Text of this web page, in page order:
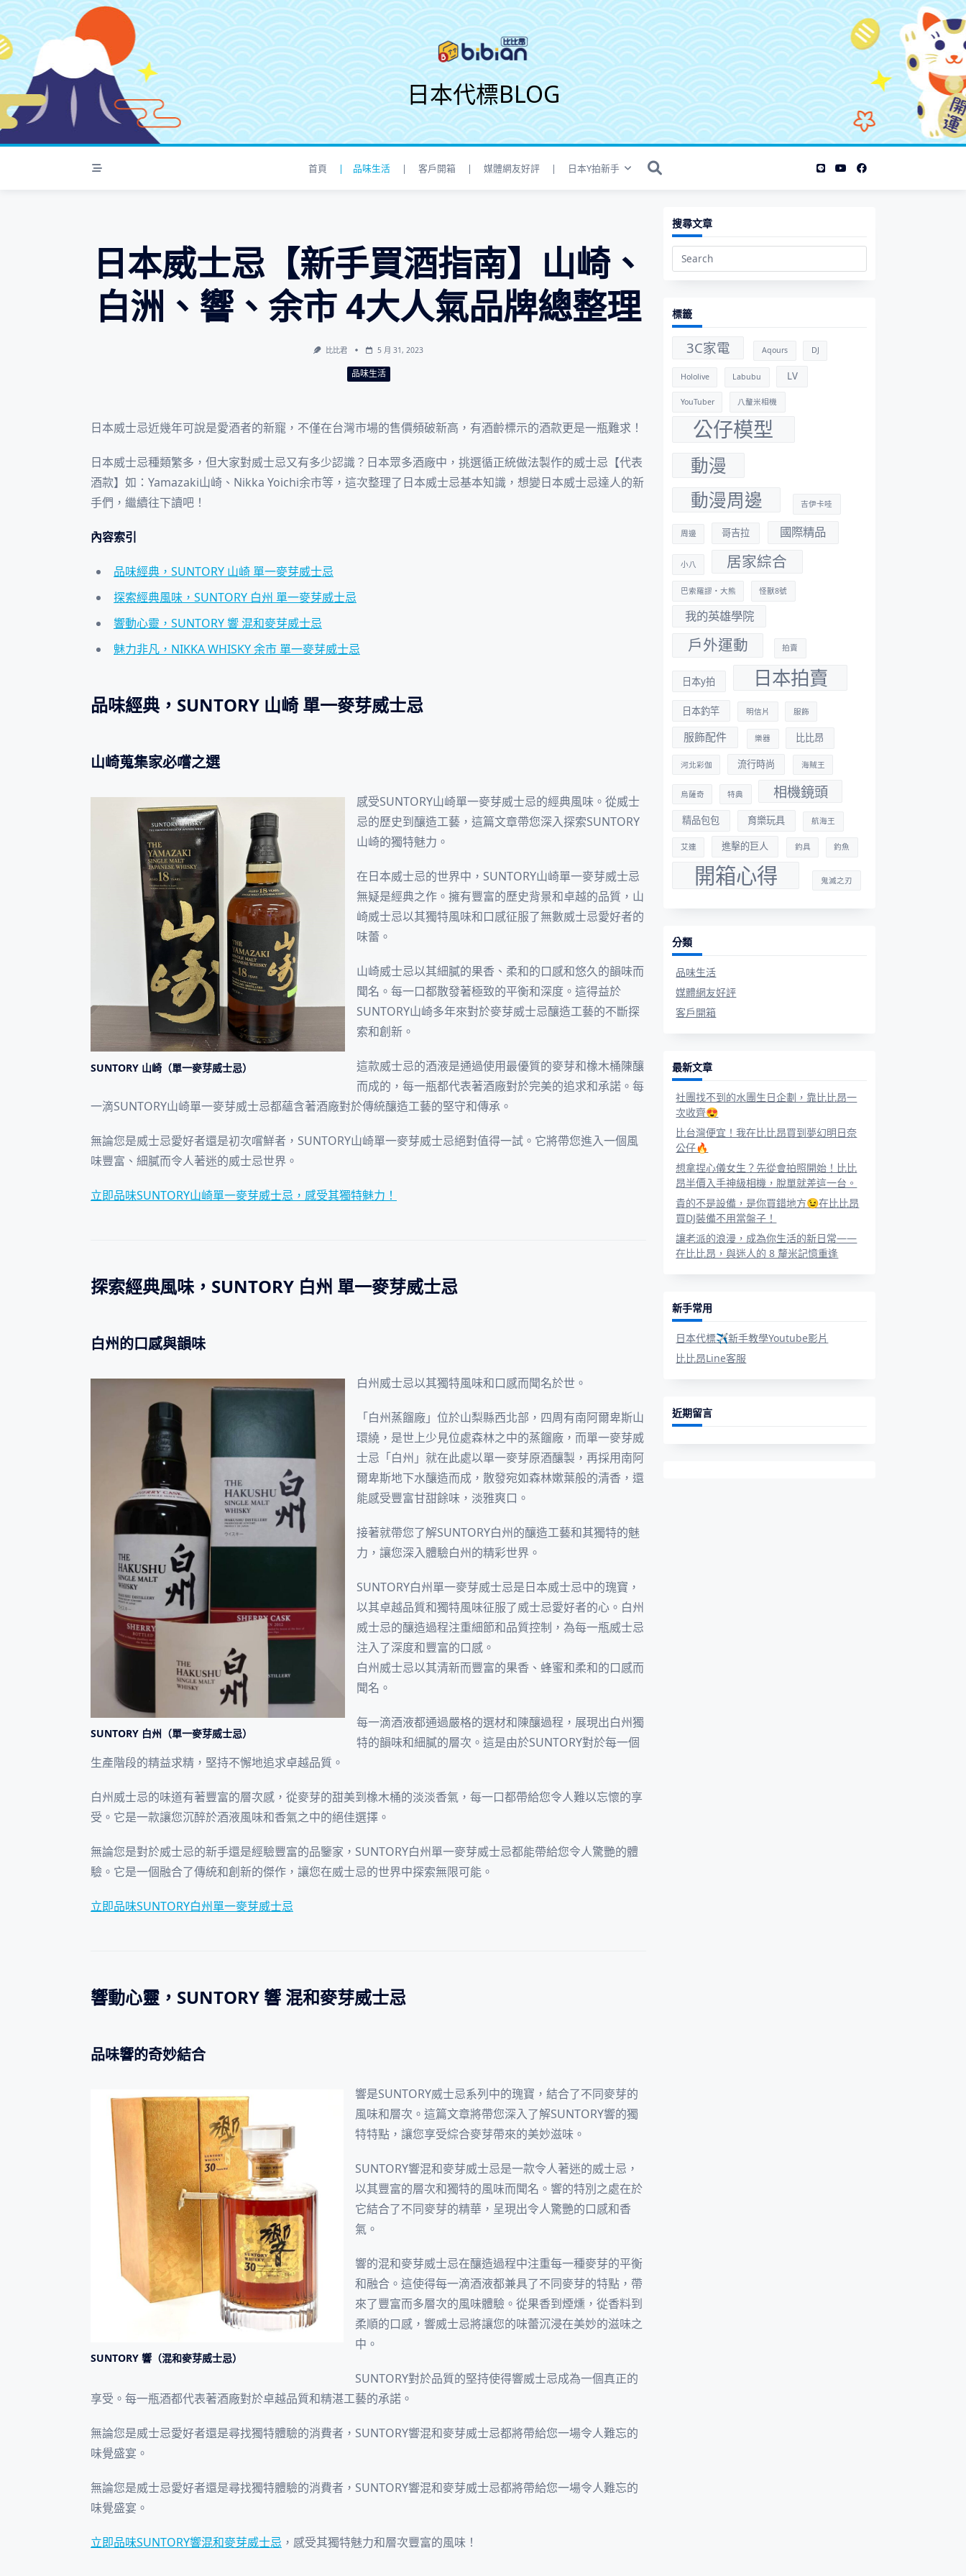
S
k
i
p
t
o
o
n
日本代標BLOG
首頁 | 品味生活 | 客戶開箱 | 媒體網友好評 | 日本Y拍新手
日本威士忌【新手買酒指南】山崎、
白洲、響、余市 4大人氣品牌總整理
比比君 5 月 31, 2023
品味生活
日本威士忌近幾年可說是愛酒者的新寵，不僅在台灣市場的售價頻破新高，有酒齡標示的酒款更是一瓶難求！
日本威士忌種類繁多，但大家對威士忌又有多少認識？日本眾多酒廠中，挑選循正統做法製作的威士忌【代表
酒款】如：Yamazaki山崎、Nikka Yoichi余市等，這次整理了日本威士忌基本知識，想變日本威士忌達人的新
手們，繼續往下讀吧！
內容索引
品味經典，SUNTORY 山崎 單一麥芽威士忌
探索經典風味，SUNTORY 白州 單一麥芽威士忌
響動心靈，SUNTORY 響 混和麥芽威士忌
魅力非凡，NIKKA WHISKY 余市 單一麥芽威士忌
品味經典，SUNTORY 山崎 單一麥芽威士忌
山崎蒐集家必嚐之選
SUNTORY 山崎（單一麥芽威士忌）
感受SUNTORY山崎單一麥芽威士忌的經典風味。從威士
忌的歷史到釀造工藝，這篇文章帶您深入探索SUNTORY
山崎的獨特魅力。
在日本威士忌的世界中，SUNTORY山崎單一麥芽威士忌
無疑是經典之作。擁有豐富的歷史背景和卓越的品質，山
崎威士忌以其獨特風味和口感征服了無數威士忌愛好者的
味蕾。
山崎威士忌以其細膩的果香、柔和的口感和悠久的韻味而
聞名。每一口都散發著極致的平衡和深度。這得益於
SUNTORY山崎多年來對於麥芽威士忌釀造工藝的不斷探
索和創新。
這款威士忌的酒液是通過使用最優質的麥芽和橡木桶陳釀
而成的，每一瓶都代表著酒廠對於完美的追求和承諾。每
一滴SUNTORY山崎單一麥芽威士忌都蘊含著酒廠對於傳統釀造工藝的堅守和傳承。
無論您是威士忌愛好者還是初次嚐鮮者，SUNTORY山崎單一麥芽威士忌絕對值得一試。它將帶您進入一個風
味豐富、細膩而令人著迷的威士忌世界。
立即品味SUNTORY山崎單一麥芽威士忌，感受其獨特魅力！
探索經典風味，SUNTORY 白州 單一麥芽威士忌
白州的口感與韻味
SUNTORY 白州（單一麥芽威士忌）
白州威士忌以其獨特風味和口感而聞名於世。
「白州蒸餾廠」位於山梨縣西北部，四周有南阿爾卑斯山
環繞，是世上少見位處森林之中的蒸餾廠，而單一麥芽威
士忌「白州」就在此處以單一麥芽原酒釀製，再採用南阿
爾卑斯地下水釀造而成，散發宛如森林嫰葉般的清香，還
能感受豐富甘甜餘味，淡雅爽口。
接著就帶您了解SUNTORY白州的釀造工藝和其獨特的魅
力，讓您深入體驗白州的精彩世界。
SUNTORY白州單一麥芽威士忌是日本威士忌中的瑰寶，
以其卓越品質和獨特風味征服了威士忌愛好者的心。白州
威士忌的釀造過程注重細節和品質控制，為每一瓶威士忌
注入了深度和豐富的口感。
白州威士忌以其清新而豐富的果香、蜂蜜和柔和的口感而
聞名。
每一滴酒液都通過嚴格的選材和陳釀過程，展現出白州獨
特的韻味和細膩的層次。這是由於SUNTORY對於每一個
生產階段的精益求精，堅持不懈地追求卓越品質。
白州威士忌的味道有著豐富的層次感，從麥芽的甜美到橡木桶的淡淡香氣，每一口都帶給您令人難以忘懷的享
受。它是一款讓您沉醉於酒液風味和香氣之中的絕佳選擇。
無論您是對於威士忌的新手還是經驗豐富的品鑒家，SUNTORY白州單一麥芽威士忌都能帶給您令人驚艷的體
驗。它是一個融合了傳統和創新的傑作，讓您在威士忌的世界中探索無限可能。
立即品味SUNTORY白州單一麥芽威士忌
響動心靈，SUNTORY 響 混和麥芽威士忌
品味響的奇妙結合
SUNTORY 響（混和麥芽威士忌）
響是SUNTORY威士忌系列中的瑰寶，結合了不同麥芽的
風味和層次。這篇文章將帶您深入了解SUNTORY響的獨
特特點，讓您享受綜合麥芽帶來的美妙滋味。
SUNTORY響混和麥芽威士忌是一款令人著迷的威士忌，
以其豐富的層次和獨特的風味而聞名。響的特別之處在於
它結合了不同麥芽的精華，呈現出令人驚艷的口感和香
氣。
響的混和麥芽威士忌在釀造過程中注重每一種麥芽的平衡
和融合。這使得每一滴酒液都兼具了不同麥芽的特點，帶
來了豐富而多層次的風味體驗。從果香到煙燻，從香料到
柔順的口感，響威士忌將讓您的味蕾沉浸在美妙的滋味之
中。
SUNTORY對於品質的堅持使得響威士忌成為一個真正的
享受。每一瓶酒都代表著酒廠對於卓越品質和精湛工藝的承諾。
無論您是威士忌愛好者還是尋找獨特體驗的消費者，SUNTORY響混和麥芽威士忌都將帶給您一場令人難忘的
味覺盛宴。
無論您是威士忌愛好者還是尋找獨特體驗的消費者，SUNTORY響混和麥芽威士忌都將帶給您一場令人難忘的
味覺盛宴。
立即品味SUNTORY響混和麥芽威士忌 ，感受其獨特魅力和層次豐富的風味！
搜尋文章
Search
標籤
3C家電 Aqours DJ
Hololive Labubu LV
YouTuber 八釐米相機
公仔模型
動漫
動漫周邊
吉伊卡哇
周邊 哥吉拉 國際精品
小八 居家綜合
巴索羅謬・大熊 怪獸8號
我的英雄學院
戶外運動 拍賣
日本y拍 日本拍賣
日本釣竿 明信片 服飾
服飾配件 樂器 比比昂
河北彩伽 流行時尚 海賊王
烏薩奇 特典 相機鏡頭
精品包包 育樂玩具 航海王
艾連 進擊的巨人 釣具 釣魚
開箱心得 鬼滅之刃
分類
品味生活
媒體網友好評
客戶開箱
最新文章
社團找不到的水團生日企劃，靠比比昂一
次收齊😍
比台灣便宜！我在比比昂買到夢幻明日奈
公仔🔥
想拿捏心儀女生？先從會拍照開始！比比
昂半價入手神級相機，脫單就差這一台。
貴的不是設備，是你買錯地方😉在比比昂
買DJ裝備不用當盤子！
讓老派的浪漫，成為你生活的新日常——
在比比昂，與迷人的 8 釐米記憶重逢
新手常用
日本代標✈新手教學Youtube影片
比比昂Line客服
近期留言